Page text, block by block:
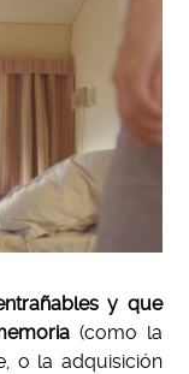
y que
(como la
o la adquisición